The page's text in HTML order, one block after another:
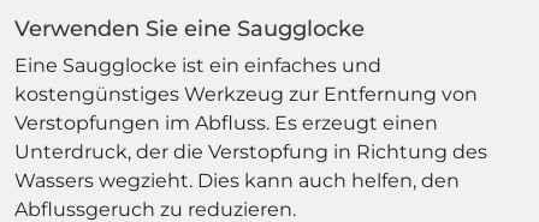
Verwenden Sie eine Saugglocke
Eine Saugglocke ist ein einfaches und
kostengünstiges Werkzeug zur Entfernung von
Verstopfungen im Abfluss. Es erzeugt einen
Unterdruck, der die Verstopfung in Richtung des
Wassers wegzieht. Dies kann auch helfen, den
Abflussgeruch zu reduzieren.